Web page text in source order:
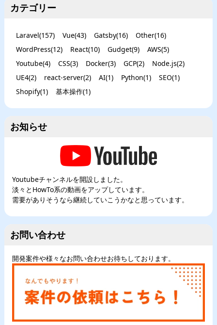
カテゴリー
Laravel(157) Vue(43) Gatsby(16) Other(16)
WordPress(12) React(10) Gudget(9) AWS(5)
Youtube(4) CSS(3) Docker(3) GCP(2) Node.js(2)
UE4(2) react-server(2) AI(1) Python(1) SEO(1)
Shopify(1) 基本操作(1)
お知らせ
Youtubeチャンネルを開設しました。
淡々とHowTo系の動画をアップしています。
需要がありそうなら継続していこうかなと思っています。
お問い合わせ
開発案件や様々なお問い合わせお待ちしております。